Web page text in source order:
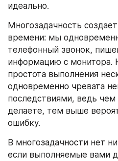
идеально.
Многозадачность
времени: мы
телефонный звонок,
информацию с монитора.
простота выполнения
одновременно чревата
последствиями, ведь
делаете, тем выше
ошибку.
В многозадачности нет
если выполняемые вами